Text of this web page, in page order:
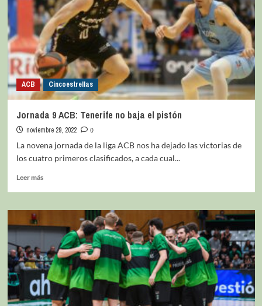
ACB Cincoestrellas
Jornada 9 ACB: Tenerife no baja el pistón
noviembre 29, 2022
0
La novena jornada de la liga ACB nos ha dejado las victorias de
los cuatro primeros clasificados, a cada cual...
Leer más